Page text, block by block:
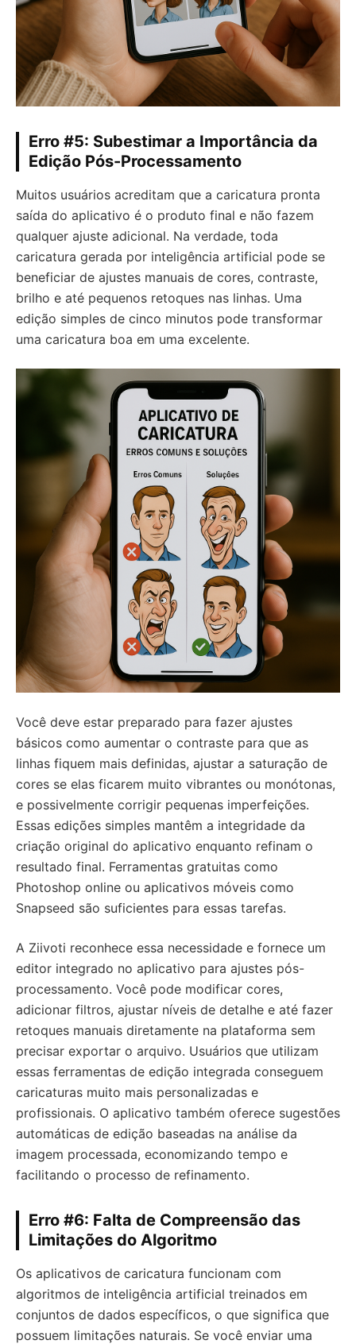
Erro #5: Subestimar a Importância da
Edição Pós-Processamento
Muitos usuários acreditam que a caricatura pronta
saída do aplicativo é o produto final e não fazem
qualquer ajuste adicional. Na verdade, toda
caricatura gerada por inteligência artificial pode se
beneficiar de ajustes manuais de cores, contraste,
brilho e até pequenos retoques nas linhas. Uma
edição simples de cinco minutos pode transformar
uma caricatura boa em uma excelente.
Você deve estar preparado para fazer ajustes
básicos como aumentar o contraste para que as
linhas fiquem mais definidas, ajustar a saturação de
cores se elas ficarem muito vibrantes ou monótonas,
e possivelmente corrigir pequenas imperfeições.
Essas edições simples mantêm a integridade da
criação original do aplicativo enquanto refinam o
resultado final. Ferramentas gratuitas como
Photoshop online ou aplicativos móveis como
Snapseed são suficientes para essas tarefas.
A Ziivoti reconhece essa necessidade e fornece um
editor integrado no aplicativo para ajustes pós-
processamento. Você pode modificar cores,
adicionar filtros, ajustar níveis de detalhe e até fazer
retoques manuais diretamente na plataforma sem
precisar exportar o arquivo. Usuários que utilizam
essas ferramentas de edição integrada conseguem
caricaturas muito mais personalizadas e
profissionais. O aplicativo também oferece sugestões
automáticas de edição baseadas na análise da
imagem processada, economizando tempo e
facilitando o processo de refinamento.
Erro #6: Falta de Compreensão das
Limitações do Algoritmo
Os aplicativos de caricatura funcionam com
algoritmos de inteligência artificial treinados em
conjuntos de dados específicos, o que significa que
possuem limitações naturais. Se você enviar uma